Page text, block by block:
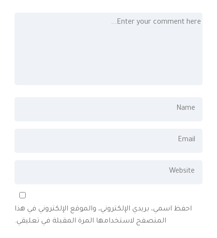
احفظ اسمي، بريدي الإلكتروني، والموقع الإلكتروني في هذا
المتصفح لاستخدامها المرة المقبلة في تعليقي.